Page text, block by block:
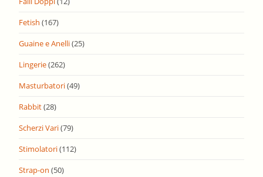
Fetish (167)
Guaine e Anelli(25)
Lingerie(262)
Masturbatori(49)
Rabbit(28)
Scherzi Vari(79)
Stimolatori(112)
Strap-on (50)